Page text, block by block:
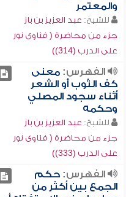
والمعتمر
للشيخ: عبد العزيز بن باز
جزء من محاضرة ( فتاوى نور
على الدرب (314))
الفهرس:معنى
كف الثوب أو الشعر
أثناء سجود المصلي
وحكمه
للشيخ: عبد العزيز بن باز
جزء من محاضرة ( فتاوى نور
على الدرب (333))
الفهرس:حكم
الجمع بين أكثر من